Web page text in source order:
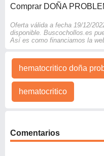
Comprar DOÑA
Oferta válida a fecha 19/12/
disponible. Buscochollos.es
Así es como financiamos la
hematocritico doña
hematocritico
Comentarios